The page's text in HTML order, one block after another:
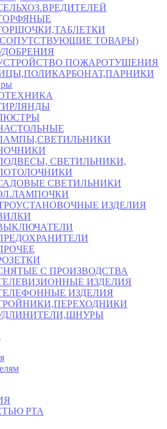
ТОВАРЫ)
ПОЖАРОТУШЕНИЯ
СВЕТИЛЬНИКИ,
СВЕТИЛЬНИКИ
ИЗДЕЛИЯ
С ПРОИЗВОДСТВА
ИЗДЕЛИЯ
ИЗДЕЛИЯ
РТА